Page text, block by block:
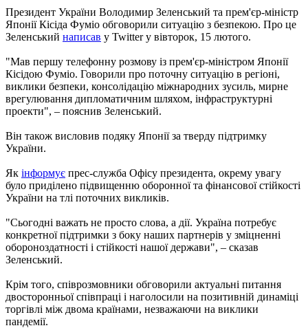
Президент України Володимир Зеленський та прем'єр-міністр
Японії Кісіда Фуміо обговорили ситуацію з безпекою. Про це
Зеленський написав у Twitter у вівторок, 15 лютого.
"Мав першу телефонну розмову із прем'єр-міністром Японії
Кісідою Фуміо. Говорили про поточну ситуацію в регіоні,
виклики безпеки, консолідацію міжнародних зусиль, мирне
врегулювання дипломатичним шляхом, інфраструктурні
проекти", – пояснив Зеленський.
Він також висловив подяку Японії за тверду підтримку
України.
Як інформує прес-служба Офісу президента, окрему увагу
було приділено підвищенню оборонної та фінансової стійкості
України на тлі поточних викликів.
"Сьогодні важать не просто слова, а дії. Україна потребує
конкретної підтримки з боку наших партнерів у зміцненні
обороноздатності і стійкості нашої держави", – сказав
Зеленський.
Крім того, співрозмовники обговорили актуальні питання
двосторонньої співпраці і наголосили на позитивній динаміці
торгівлі між двома країнами, незважаючи на виклики
пандемії.